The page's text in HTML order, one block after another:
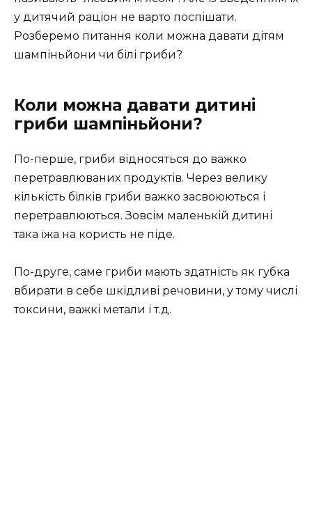
у дитячий раціон не варто поспішати.
Розберемо питання коли можна давати дітям
шампіньйони чи білі гриби?
Коли можна давати дитині
гриби шампіньйони?
По-перше, гриби відносяться до важко
перетравлюваних продуктів. Через велику
кількість білків гриби важко засвоюються і
перетравлюються. Зовсім маленькій дитині
така їжа на користь не піде.
По-друге, саме гриби мають здатність як губка
вбирати в себе шкідливі речовини, у тому числі
токсини, важкі метали і т.д.